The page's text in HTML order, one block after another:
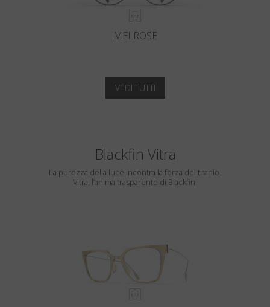
MELROSE
VEDI TUTTI
Blackfin Vitra
La purezza della luce incontra la forza del titanio.
Vitra, l’anima trasparente di Blackfin.